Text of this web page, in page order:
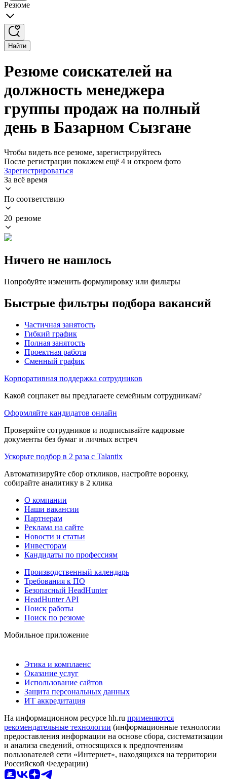
Резюме
Найти
Резюме соискателей на
должность менеджера
группы продаж на полный
день в Базарном Сызгане
Чтобы видеть все резюме, зарегистрируйтесь
После регистрации покажем ещё 4 и откроем фото
Зарегистрироваться
За всё время
По соответствию
20 резюме
Ничего не нашлось
Попробуйте изменить формулировку или фильтры
Быстрые фильтры подбора вакансий
Частичная занятость
Гибкий график
Полная занятость
Проектная работа
Сменный график
Корпоративная поддержка сотрудников
Какой соцпакет вы предлагаете семейным сотрудникам?
Оформляйте кандидатов онлайн
Проверяйте сотрудников и подписывайте кадровые
документы без бумаг и личных встреч
Ускорьте подбор в 2 раза с Talantix
Автоматизируйте сбор откликов, настройте воронку,
собирайте аналитику в 2 клика
О компании
Наши вакансии
Партнерам
Реклама на сайте
Новости и статьи
Инвесторам
Кандидаты по профессиям
Производственный календарь
Требования к ПО
Безопасный HeadHunter
HeadHunter API
Поиск работы
Поиск по резюме
Мобильное приложение
Этика и комплаенс
Оказание услуг
Использование сайтов
Защита персональных данных
ИТ аккредитация
На информационном ресурсе hh.ru применяются
рекомендательные технологии (информационные технологии
предоставления информации на основе сбора, систематизации
и анализа сведений, относящихся к предпочтениям
пользователей сети «Интернет», находящихся на территории
Российской Федерации)